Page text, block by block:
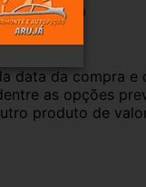
e Devolução
data da compra
as opções
produto de